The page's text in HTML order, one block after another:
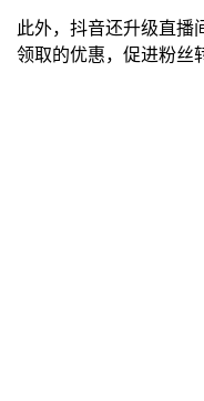
此外，抖音还升级直播
领取的优惠，促进粉丝